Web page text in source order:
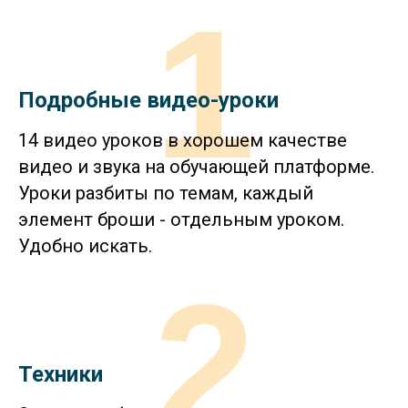
Подробные видео-уроки
14 видео уроков в хорошем качестве
видео и звука на обучающей платформе.
Уроки разбиты по темам, каждый
элемент броши - отдельным уроком.
Удобно искать.
1
Техники